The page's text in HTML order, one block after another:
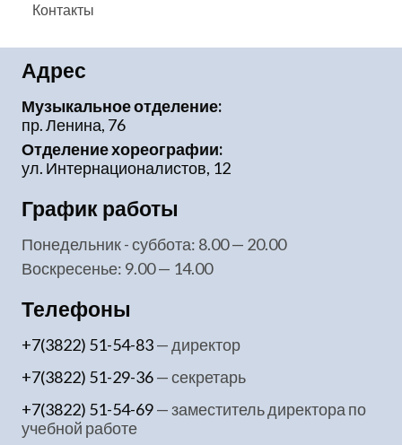
Контакты
Адрес
Музыкальное отделение:
пр. Ленина, 76
Отделение хореографии:
ул. Интернационалистов, 12
График работы
понедельник - суббота: 8.00 — 20.00
воскресенье: 9.00 — 14.00
Телефоны
+7(3822) 51-54-83— директор
+7(3822) 51-29-36— секретарь
+7(3822) 51-54-69— заместитель директора по
учебной работе